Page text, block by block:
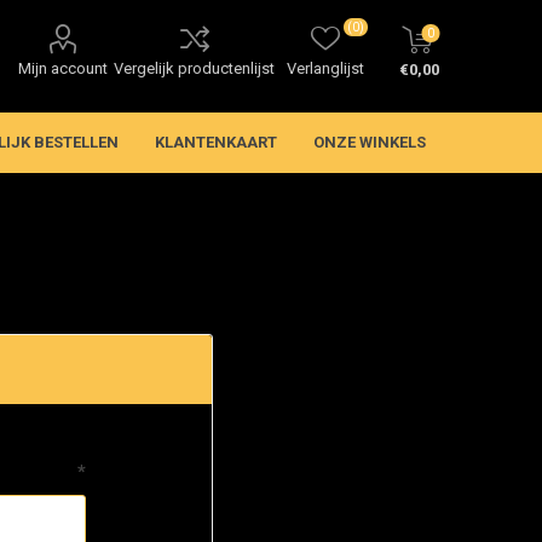
Mijn account Vergelijk productenlijst Verlanglijst
(0) 0
€0,00
BESTELLEN KLANTENKAART ONZE WINKELS
*